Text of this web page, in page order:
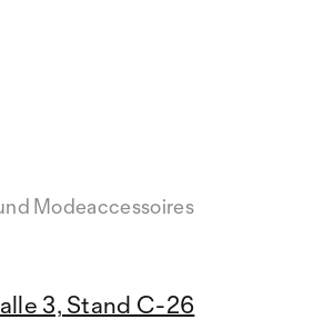
Modeaccessoires
3, Stand C-26